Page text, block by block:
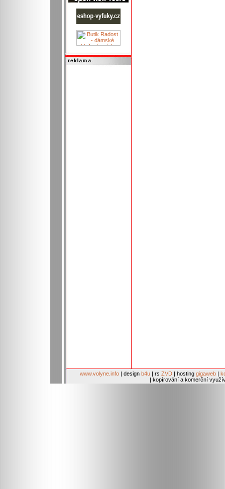
www.volyne.info | design b4u | rs ZVD | hosting gigaweb |
| kopírování a komerční